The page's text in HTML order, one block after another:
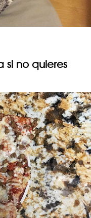
si no quieres